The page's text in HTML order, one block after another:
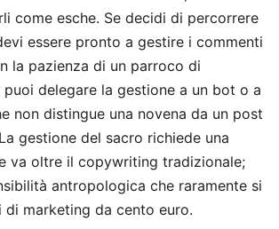
come esche. Se decidi di percorrere
essere pronto a gestire i commenti
la pazienza di un parroco di
puoi delegare la gestione a un bot o a
non distingue una novena da un post
gestione del sacro richiede una
va oltre il copywriting tradizionale;
antropologica che raramente si
di marketing da cento euro.